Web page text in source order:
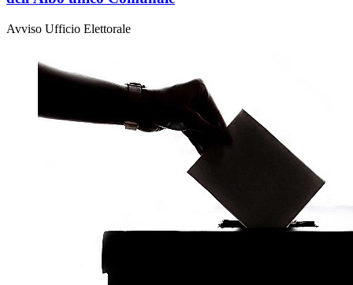
Avviso Ufficio Elettorale